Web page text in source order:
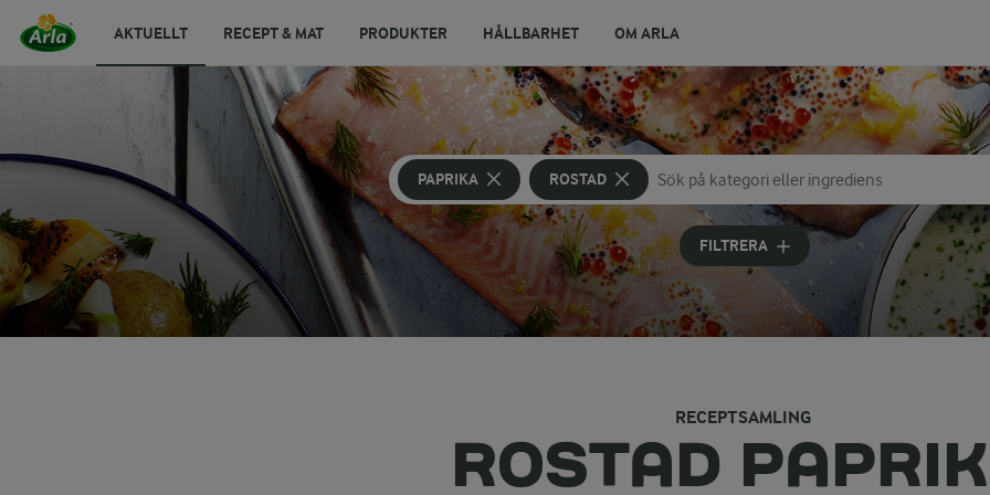
AKTUELLT RECEPT & MAT PRODUKTER HÅLLBARHET OM ARLA
PAPRIKA ROSTAD
Sök på kategori eller ingrediens
Skriv in sökord för att få förslag
FILTRERA
RECEPTSAMLING
ROSTAD